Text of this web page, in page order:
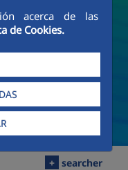
acerca de las
de Cookies.
+ searcher